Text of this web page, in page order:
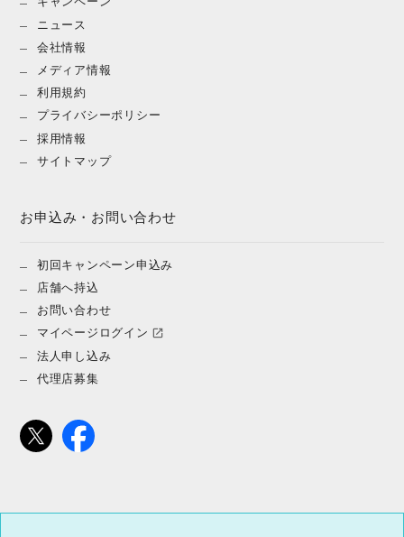
ニュース
会社情報
メディア情報
利用規約
プライバシーポリシー
採用情報
サイトマップ
お申込み・お問い合わせ
初回キャンペーン申込み
店舗へ持込
お問い合わせ
マイページログイン
法人申し込み
代理店募集